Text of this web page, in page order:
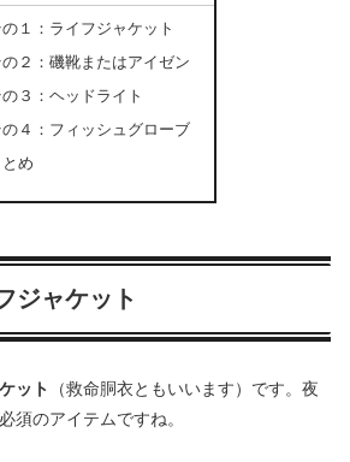
の１：ライフジャケット
の２：磯靴またはアイゼン
の３：ヘッドライト
の４：フィッシュグローブ
とめ
ジャケット
ット
（救命胴衣ともいいます）です。夜
須のアイテムですね。